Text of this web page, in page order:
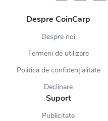
Despre CoinCarp
Despre noi
Termeni de utilizare
Politica de confidențialitate
Declinare
Suport
Publicitate